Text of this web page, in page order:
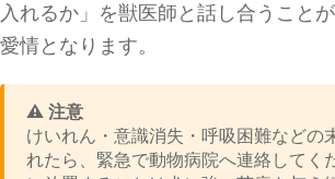
入れるか」を獣医師と話し合うこと
愛情となります。
⚠️ 注意
けいれん・意識消失・呼吸困難などの
れたら、緊急で動物病院へ連絡してく